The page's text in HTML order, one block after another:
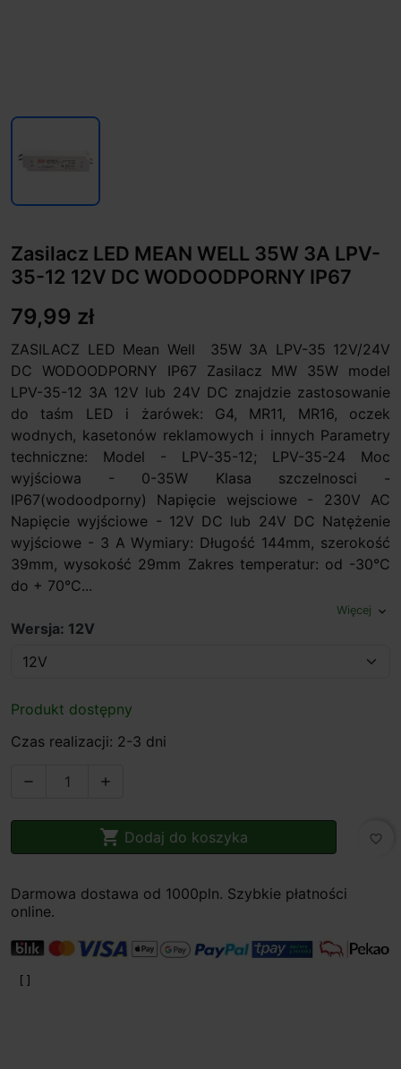
Zasilacz LED MEAN WELL 35W 3A LPV-
35-12 12V DC WODOODPORNY IP67
79,99 zł
ZASILACZ LED Mean Well 35W 3A LPV-35 12V/24V
DC WODOODPORNY IP67 Zasilacz MW 35W model
LPV-35-12 3A 12V lub 24V DC znajdzie zastosowanie
do taśm LED i żarówek: G4, MR11, MR16, oczek
wodnych, kasetonów reklamowych i innych Parametry
techniczne: Model - LPV-35-12; LPV-35-24 Moc
wyjściowa - 0-35W Klasa szczelnosci -
IP67(wodoodporny) Napięcie wejsciowe - 230V AC
Napięcie wyjściowe - 12V DC lub 24V DC Natężenie
wyjściowe - 3 A Wymiary: Długość 144mm, szerokość
39mm, wysokość 29mm Zakres temperatur: od -30°C
do + 70°C...
Więcej expand_more
Wersja: 12V
Produkt dostępny
Czas realizacji: 2-3 dni
 
 Dodaj do koszyka favorite_border
Darmowa dostawa od 1000pln. Szybkie płatności
online.